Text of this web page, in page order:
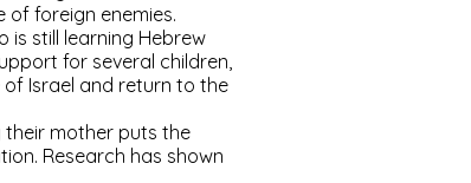
foreign enemies.
is still learning Hebrew
for several children,
Israel and return to the
their mother puts the
Research has shown